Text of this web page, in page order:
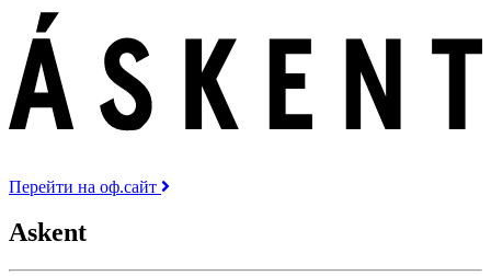
Перейти на оф.сайт
Askent